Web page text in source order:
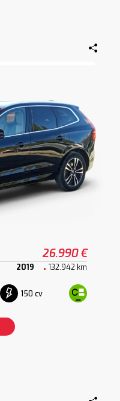
26.990 €
2019 132.942 km
150 cv